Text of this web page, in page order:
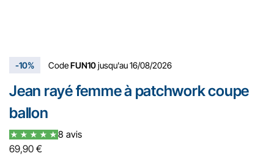
-10% CodeFUN10jusqu'au 16/08/2026
Jean rayé femme à patchwork coupe
ballon
8 avis
69,90 €